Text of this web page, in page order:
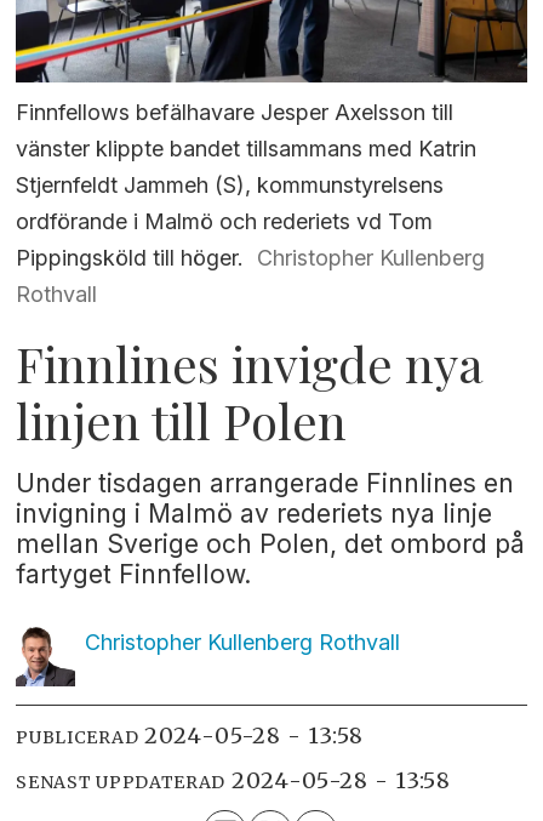
Finnfellows befälhavare Jesper Axelsson till
vänster klippte bandet tillsammans med Katrin
Stjernfeldt Jammeh (S), kommunstyrelsens
ordförande i Malmö och rederiets vd Tom
Pippingsköld till höger.
Christopher Kullenberg
Rothvall
Finnlines invigde nya
linjen till Polen
Under tisdagen arrangerade Finnlines en
invigning i Malmö av rederiets nya linje
mellan Sverige och Polen, det ombord på
fartyget Finnfellow.
Christopher Kullenberg Rothvall
PUBLICERAD 2024-05-28 - 13:58
SENAST UPPDATERAD 2024-05-28 - 13:58